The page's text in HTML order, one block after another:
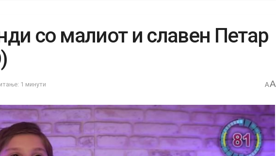
со малиот и славен Петар
1 минути AA